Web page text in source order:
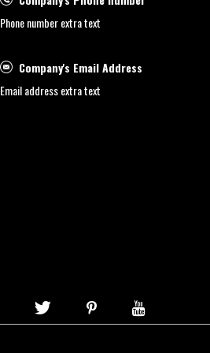
Phone number extra text
Company's Email Address
Email address extra text